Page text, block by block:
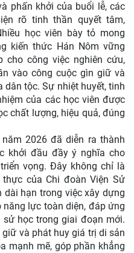
phấn khởi của buổi lễ, các
rõ tinh thần quyết tâm,
học viên bày tỏ mong
kiến thức Hán Nôm vững
cho công việc nghiên cứu,
vào công cuộc gìn giữ và
dân tộc. Sự nhiệt huyết, tinh
của các học viên được
chất lượng, hiệu quả, đúng
2026 đã diễn ra thành
khởi đầu đầy ý nghĩa cho
vọng. Đây không chỉ là
của Chi đoàn Viện Sử
dài hạn trong việc xây dựng
lực toàn diện, đáp ứng
học trong giai đoạn mới.
và phát huy giá trị di sản
mạnh mẽ, góp phần khẳng